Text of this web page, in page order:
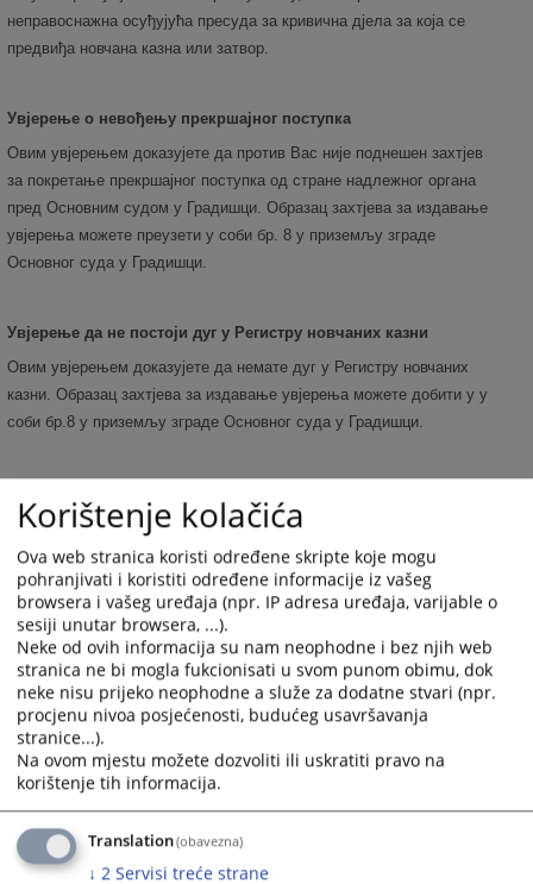
неправоснажна осуђујућа пресуда за кривична дјела за која се
предвиђа новчана казна или затвор.
Увјерење о невођењу прекршајног поступка
Овим увјерењем доказујете да против Вас није поднешен захтјев
за покретање прекршајног поступка од стране надлежног органа
пред Основним судом у Градишци. Образац захтјева за издавање
увјерења можете преузети у соби бр. 8 у приземљу зграде
Основног суда у Градишци.
Увјерење да не постоји дуг у Регистру новчаних казни
Овим увјерењем доказујете да немате дуг у Регистру новчаних
казни. Образац захтјева за издавање увјерења можете добити у у
соби бр.8 у приземљу зграде Основног суда у Градишци.
Овим увјерењем доказујете да против Вас није изречена заштитна
мјера забране обављања одређене дјелатности. Образац захтјева
за издавање увјерења можете добити у соби бр. 8 у приземљу
зграде Основог суда у Градишци.
Увјерење о невођењу стамбеног спора
Овим увјерењем доказујете да нисте странка у стамбеном
спору над станом у државној, раније друштвеној својини, а ради
откупа истог. Образац Захтјева за издавање увјерења можете
преузети у соби бр. 8 у приземљу зграде Основног суда у
Градишци.
Korištenje kolačića
Ova web stranica koristi određene skripte koje mogu
pohranjivati i koristiti određene informacije iz vašeg
browsera i vašeg uređaja (npr. IP adresa uređaja, varijable o
sesiji unutar browsera, ...).
Neke od ovih informacija su nam neophodne i bez njih web
stranica ne bi mogla fukcionisati u svom punom obimu, dok
neke nisu prijeko neophodne a služe za dodatne stvari (npr.
procjenu nivoa posjećenosti, budućeg usavršavanja
stranice...).
Na ovom mjestu možete dozvoliti ili uskratiti pravo na
korištenje tih informacija.
Translation(obavezna)
↓ 2 Servisi treće strane